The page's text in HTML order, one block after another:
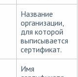
Название
организации,
для которой
выписывается
сертификат.
Имя